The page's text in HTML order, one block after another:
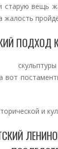
старую вещь
жалость
ПОДХОД
вот
и